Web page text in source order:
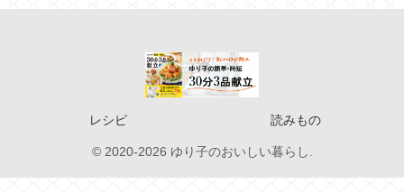
レシピ 読みもの
© 2020-2026 ゆり子のおいしい暮らし.